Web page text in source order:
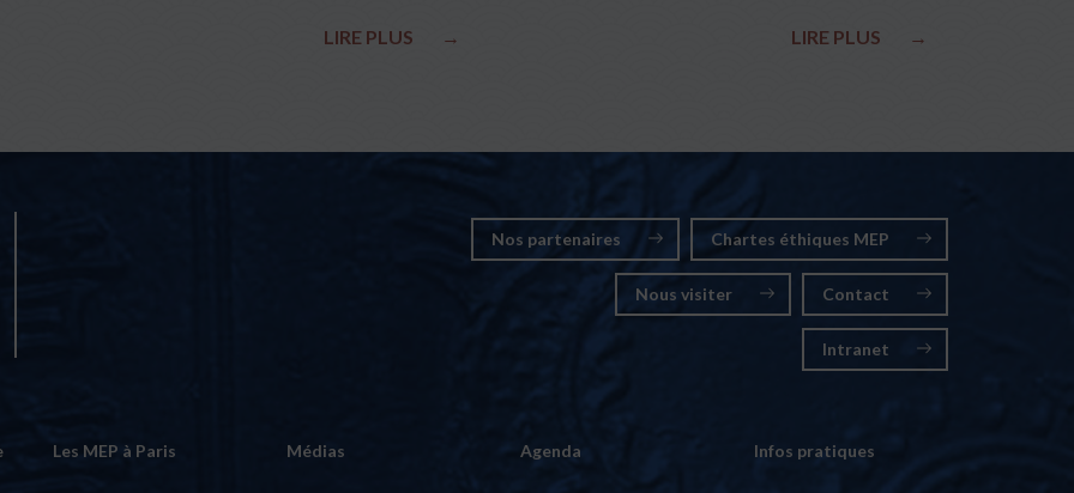
LIRE PLUS → LIRE PLUS →
Nos partenaires Chartes éthiques MEP
Nous visiter Contact
Intranet
Les MEP à Paris Médias Agenda Infos pratiques